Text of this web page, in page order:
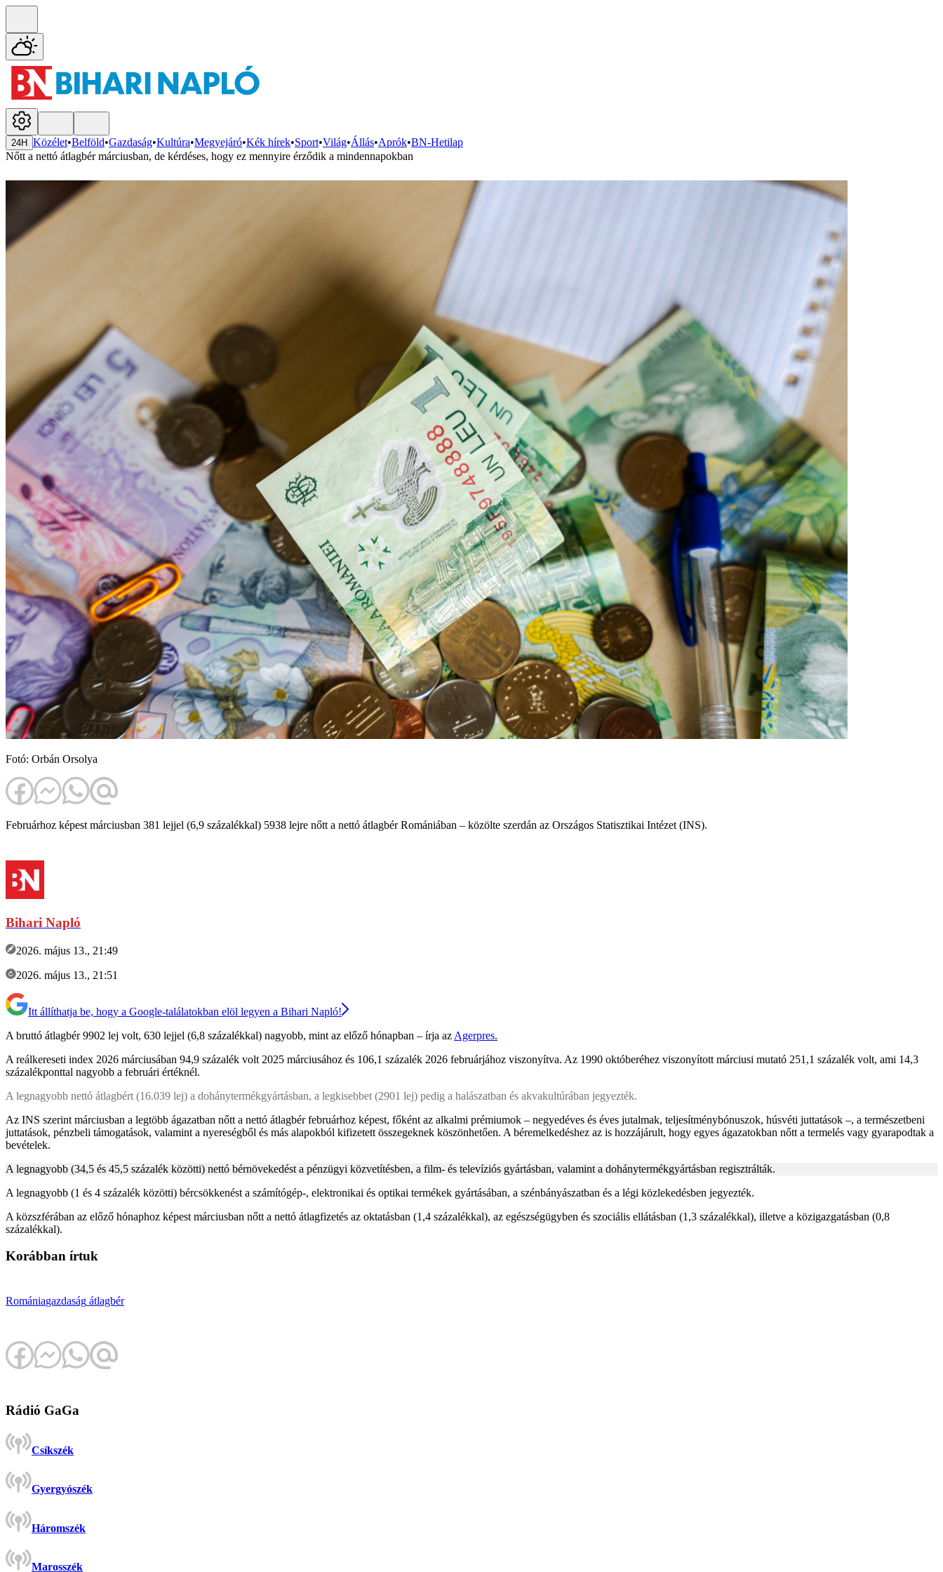
24H Közélet•Belföld•Gazdaság•Kultúra•Megyejáró•Kék hírek•Sport•Világ•Állás•Aprók•BN-Hetilap
Nőtt a nettó átlagbér márciusban, de kérdéses, hogy ez mennyire érződik a mindennapokban
Fotó: Orbán Orsolya
Februárhoz képest márciusban 381 lejjel (6,9 százalékkal) 5938 lejre nőtt a nettó átlagbér Romániában – közölte szerdán az Országos Statisztikai Intézet (INS).
Bihari Napló
2026. május 13., 21:49
2026. május 13., 21:51
Itt állíthatja be, hogy a Google-találatokban elöl legyen a Bihari Napló!
A bruttó átlagbér 9902 lej volt, 630 lejjel (6,8 százalékkal) nagyobb, mint az előző hónapban – írja az Agerpres.
A reálkereseti index 2026 márciusában 94,9 százalék volt 2025 márciusához és 106,1 százalék 2026 februárjához viszonyítva. Az 1990 októberéhez viszonyított márciusi mutató 251,1 százalék volt, ami 14,3
százalékponttal nagyobb a februári értéknél.
A legnagyobb nettó átlagbért (16.039 lej) a dohánytermékgyártásban, a legkisebbet (2901 lej) pedig a halászatban és akvakultúrában jegyezték.
Az INS szerint márciusban a legtöbb ágazatban nőtt a nettó átlagbér februárhoz képest, főként az alkalmi prémiumok – negyedéves és éves jutalmak, teljesítménybónuszok, húsvéti juttatások –, a természetbeni
juttatások, pénzbeli támogatások, valamint a nyereségből és más alapokból kifizetett összegeknek köszönhetően. A béremelkedéshez az is hozzájárult, hogy egyes ágazatokban nőtt a termelés vagy gyarapodtak a
bevételek.
A legnagyobb (34,5 és 45,5 százalék közötti) nettó bérnövekedést a pénzügyi közvetítésben, a film- és televíziós gyártásban, valamint a dohánytermékgyártásban regisztrálták.
A legnagyobb (1 és 4 százalék közötti) bércsökkenést a számítógép-, elektronikai és optikai termékek gyártásában, a szénbányászatban és a légi közlekedésben jegyezték.
A közszférában az előző hónaphoz képest márciusban nőtt a nettó átlagfizetés az oktatásban (1,4 százalékkal), az egészségügyben és szociális ellátásban (1,3 százalékkal), illetve a közigazgatásban (0,8
százalékkal).
Korábban írtuk
Romániagazdaság átlagbér
Rádió GaGa
Csíkszék
Gyergyószék
Háromszék
Marosszék